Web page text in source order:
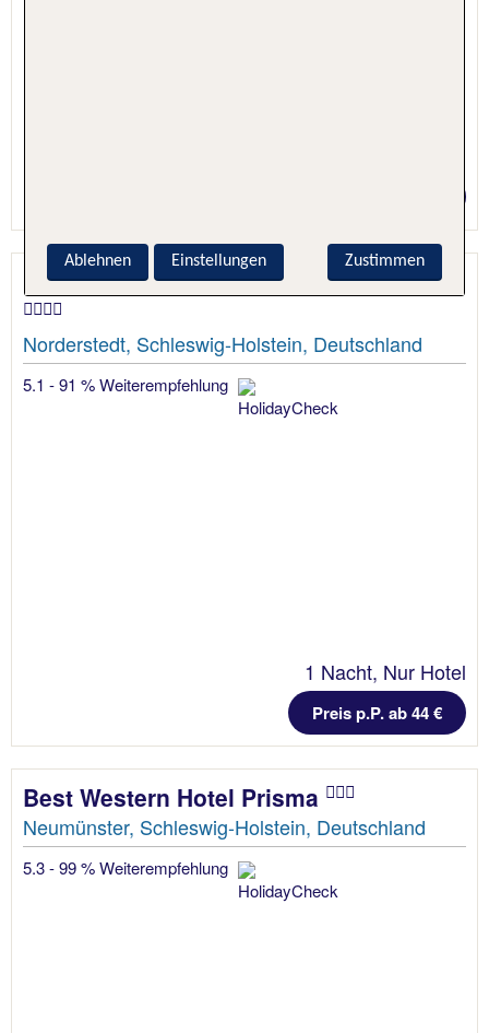
Best Western Hotel Schmöker-Hof
Norderstedt, Schleswig-Holstein, Deutschland
5.1 - 91 % Weiterempfehlung
1 Nacht, Nur Hotel
Preis p.P. ab 44 €
Best Western Hotel Prisma
Neumünster, Schleswig-Holstein, Deutschland
5.3 - 99 % Weiterempfehlung
Zustimmen
Ablehnen Einstellungen